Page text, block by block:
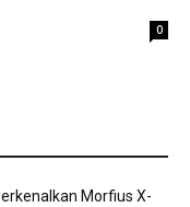
0
Morfius X-